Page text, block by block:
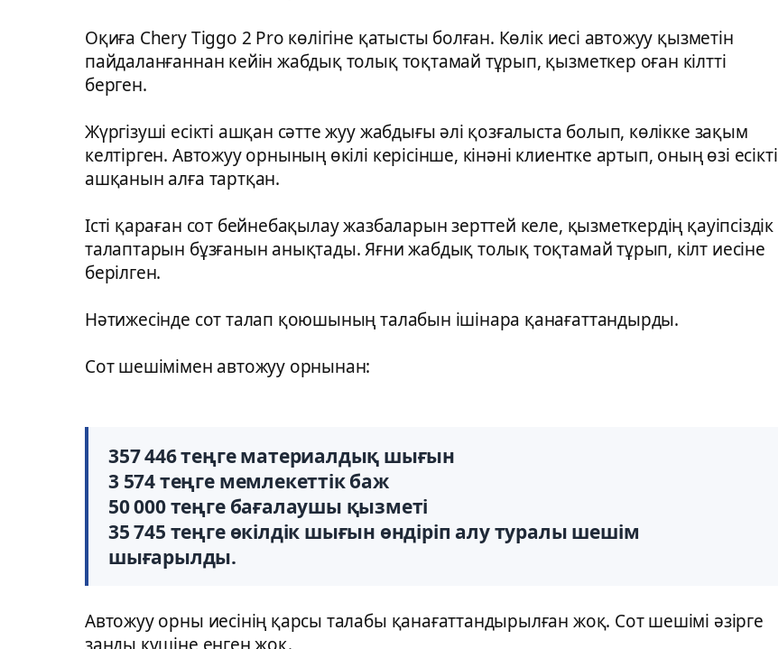
Оқиға Chery Tiggo 2 Pro көлігіне қатысты болған. Көлік иесі автожуу қызметін
пайдаланғаннан кейін жабдық толық тоқтамай тұрып, қызметкер оған кілтті
берген.
Жүргізуші есікті ашқан сәтте жуу жабдығы әлі қозғалыста болып, көлікке зақым
келтірген. Автожуу орнының өкілі керісінше, кінәні клиентке артып, оның өзі есікті
ашқанын алға тартқан.
Істі қараған сот бейнебақылау жазбаларын зерттей келе, қызметкердің қауіпсіздік
талаптарын бұзғанын анықтады. Яғни жабдық толық тоқтамай тұрып, кілт иесіне
берілген.
Нәтижесінде сот талап қоюшының талабын ішінара қанағаттандырды.
Сот шешімімен автожуу орнынан:
357 446 теңге материалдық шығын
3 574 теңге мемлекеттік баж
50 000 теңге бағалаушы қызметі
35 745 теңге өкілдік шығын өндіріп алу туралы шешім
шығарылды.
Автожуу орны иесінің қарсы талабы қанағаттандырылған жоқ. Сот шешімі әзірге
заңды күшіне енген жоқ.